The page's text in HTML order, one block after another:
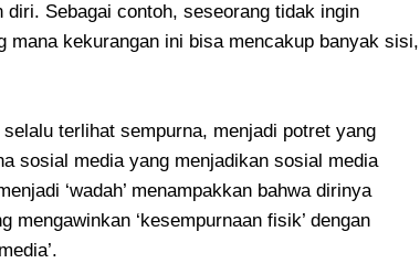
Sebagai contoh, seseorang tidak ingin
mana kekurangan ini bisa mencakup banyak sisi,
selalu terlihat sempurna, menjadi potret yang
sosial media yang menjadikan sosial media
‘wadah’ menampakkan bahwa dirinya
mengawinkan ‘kesempurnaan fisik’ dengan